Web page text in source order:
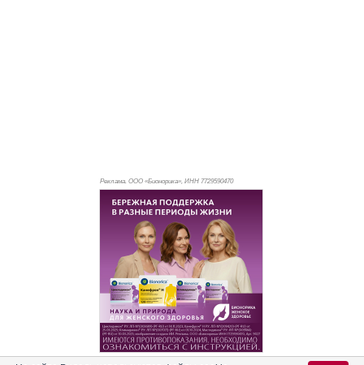
Реклама. ООО «Бионорика», ИНН 7729590470